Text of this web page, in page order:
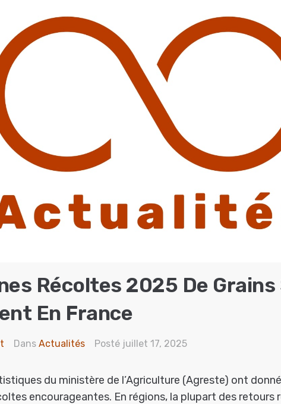
Récoltes 2025 De Grains
En France
Dans Actualités Posté juillet 17, 2025
du ministère de l’Agriculture (Agreste) ont
encourageantes. En régions, la plupart des